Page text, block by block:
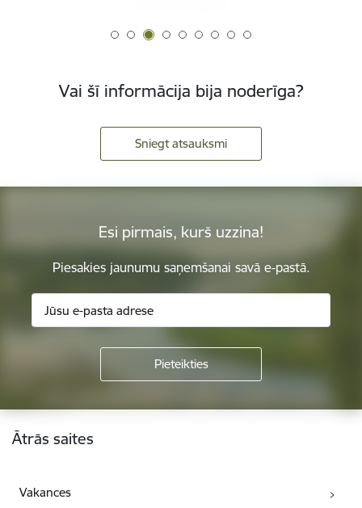
Vai šī informācija bija noderīga?
Sniegt atsauksmi
Esi pirmais, kurš uzzina!
Piesakies jaunumu saņemšanai savā e-pastā.
Kājene
Ātrās saites
Vakances